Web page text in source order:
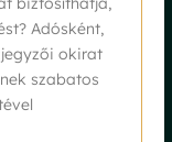
Adósként,
okirat
szabatos